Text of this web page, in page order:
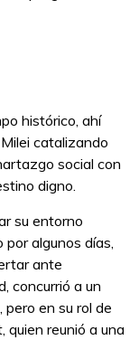
histórico, ahí
catalizando
social con
digno.
su entorno
algunos días,
ante
concurrió a un
en su rol de
quien reunió a una